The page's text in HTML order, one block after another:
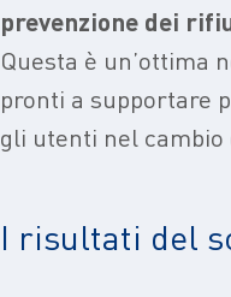
prevenzione dei
Questa è un’ottima
pronti a supportare
gli utenti nel cambio
I risultati del